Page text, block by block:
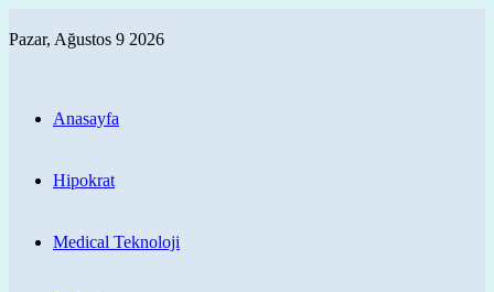
Pazar, Ağustos 9 2026
Anasayfa
Hipokrat
Medical Teknoloji